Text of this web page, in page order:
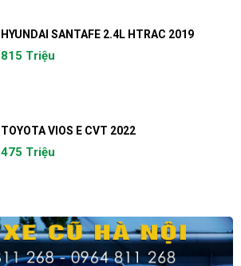
HYUNDAI SANTAFE 2.4L HTRAC 2019
815 Triệu
TOYOTA VIOS E CVT 2022
475 Triệu